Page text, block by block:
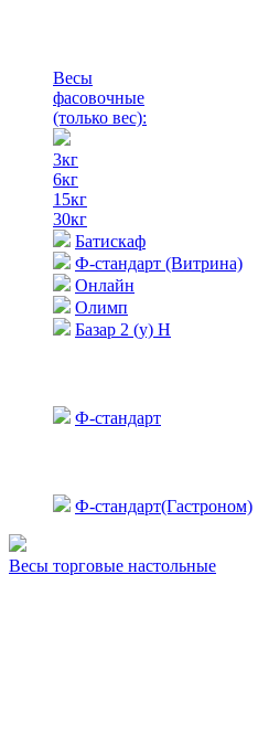
Весы
фасовочные
(только вес):
3кг
6кг
15кг
30кг
Батискаф
Ф-стандарт (Витрина)
Онлайн
Олимп
Базар 2 (у) Н
Ф-стандарт
Ф-стандарт(Гастроном)
Весы торговые настольные